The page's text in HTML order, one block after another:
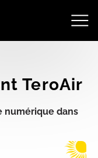
TeroAir
numérique dans